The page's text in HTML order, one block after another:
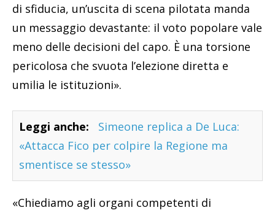
di sfiducia, un’uscita di scena pilotata manda
un messaggio devastante: il voto popolare vale
meno delle decisioni del capo. È una torsione
pericolosa che svuota l’elezione diretta e
umilia le istituzioni».
Leggi anche:
Simeone replica a De Luca:
«Attacca Fico per colpire la Regione ma
smentisce se stesso»
«Chiediamo agli organi competenti di